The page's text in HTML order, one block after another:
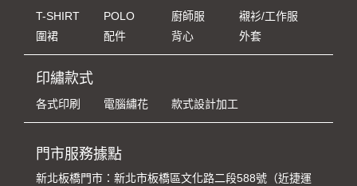
T-SHIRT POLO 廚師服
襯衫/工作服
圍裙
配件 背心 外套
印繡款式
各式印刷 電腦繡花 款式設計加工
門市服務據點
新北板橋門市：新北市板橋區文化路二段588號（近捷運